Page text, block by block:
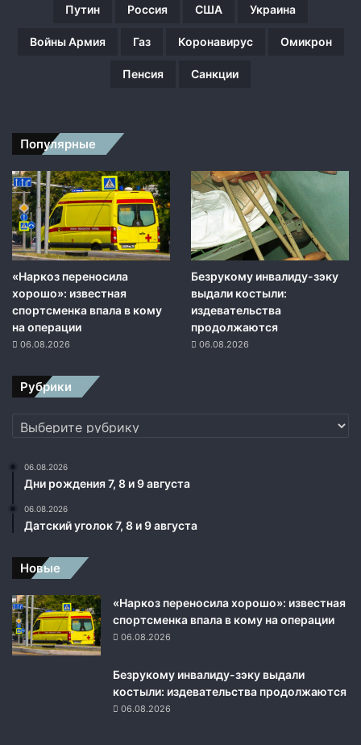
Путин Россия США Украина
Войны Армия Газ Коронавирус Омикрон
Пенсия Санкции
Популярные
«Наркоз переносила
хорошо»: известная
спортсменка впала в кому
на операции
06.08.2026
Безрукому инвалиду-зэку
выдали костыли:
издевательства
продолжаются
06.08.2026
Рубрики
Рубрики
06.08.2026
Дни рождения 7, 8 и 9 августа
06.08.2026
Датский уголок 7, 8 и 9 августа
Новые
«Наркоз переносила хорошо»: известная
спортсменка впала в кому на операции
06.08.2026
Безрукому инвалиду-зэку выдали
костыли: издевательства продолжаются
06.08.2026